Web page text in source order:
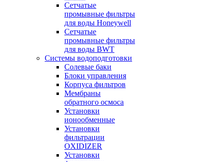
Сетчатые
промывные фильтры
для воды Honeywell
Сетчатые
промывные фильтры
для воды BWT
Системы водоподготовки
Солевые баки
Блоки управления
Корпуса фильтров
Мембраны
обратного осмоса
Установки
ионообменные
Установки
фильтрации
OXIDIZER
Установки